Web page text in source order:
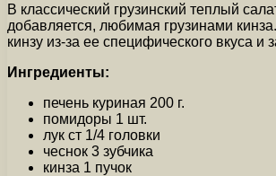
В классический грузинский теплый
добавляется, любимая грузинами
кинзу из-за ее специфического вкуса и
Ингредиенты:
печень куриная 200 г.
помидоры 1 шт.
лук ст 1/4 головки
чеснок 3 зубчика
кинза 1 пучок